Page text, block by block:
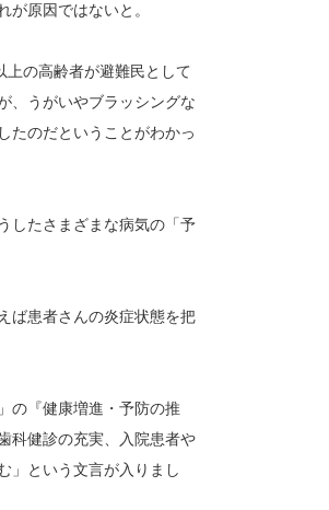
原因ではないと。
上の高齢者が避難民として
、うがいやブラッシングな
たのだということがわかっ
したさまざまな病気の「予
ば患者さんの炎症状態を把
の『健康増進・予防の推
科健診の充実、入院患者や
」という文言が入りまし